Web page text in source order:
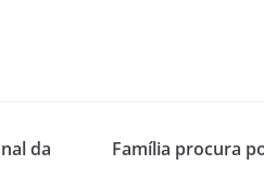
da
Família procura